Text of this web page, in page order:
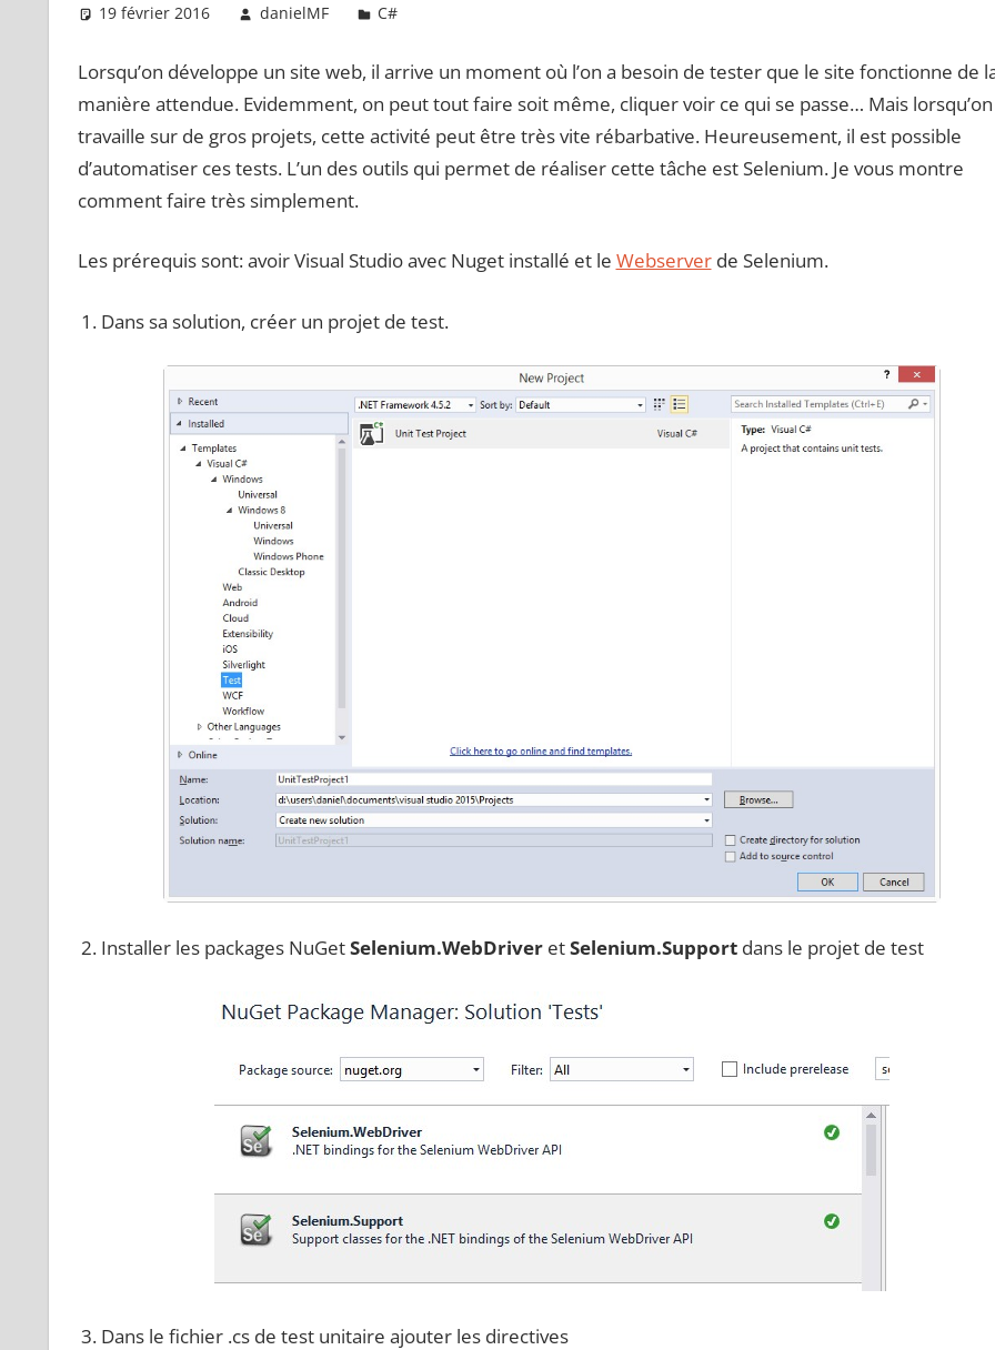
19 février 2016 danielMF C#
Lorsqu’on développe un site web, il arrive un moment où l’on a besoin de tester que le site fonctionne de
manière attendue. Evidemment, on peut tout faire soit même, cliquer voir ce qui se passe… Mais lorsqu’on
travaille sur de gros projets, cette activité peut être très vite rébarbative. Heureusement, il est possible
d’automatiser ces tests. L’un des outils qui permet de réaliser cette tâche est Selenium. Je vous montre
comment faire très simplement.
Les prérequis sont: avoir Visual Studio avec Nuget installé et le Webserverde Selenium.
Dans sa solution, créer un projet de test.
Installer les packages NuGetSelenium.WebDriveretSelenium.Supportdans le projet de test
Dans le fichier .cs de test unitaire ajouter les directives